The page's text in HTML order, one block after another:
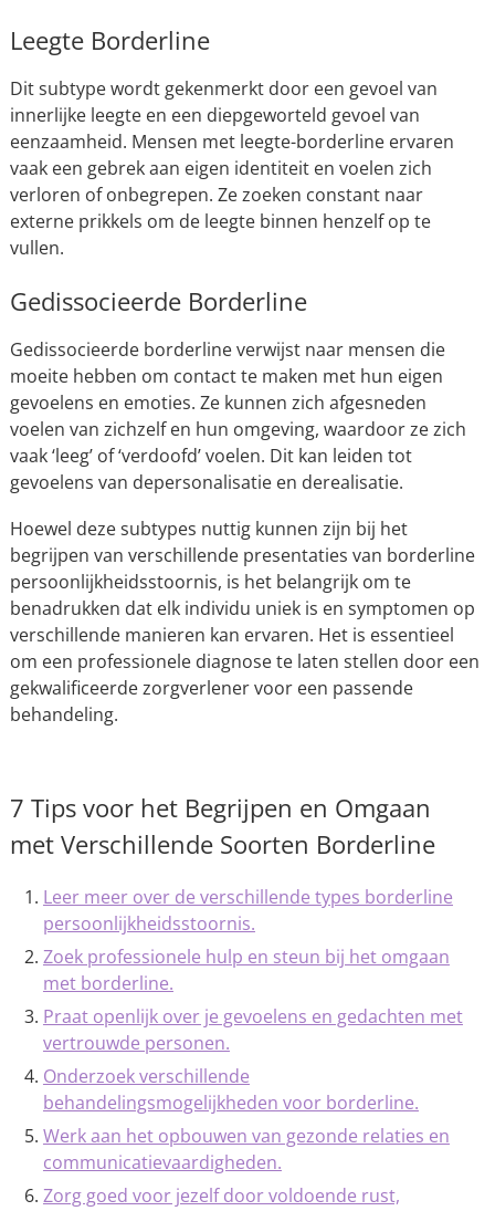
Leegte Borderline
Dit subtype wordt gekenmerkt door een gevoel van
innerlijke leegte en een diepgeworteld gevoel van
eenzaamheid. Mensen met leegte-borderline ervaren
vaak een gebrek aan eigen identiteit en voelen zich
verloren of onbegrepen. Ze zoeken constant naar
externe prikkels om de leegte binnen henzelf op te
vullen.
Gedissocieerde Borderline
Gedissocieerde borderline verwijst naar mensen die
moeite hebben om contact te maken met hun eigen
gevoelens en emoties. Ze kunnen zich afgesneden
voelen van zichzelf en hun omgeving, waardoor ze zich
vaak ‘leeg’ of ‘verdoofd’ voelen. Dit kan leiden tot
gevoelens van depersonalisatie en derealisatie.
Hoewel deze subtypes nuttig kunnen zijn bij het
begrijpen van verschillende presentaties van borderline
persoonlijkheidsstoornis, is het belangrijk om te
benadrukken dat elk individu uniek is en symptomen op
verschillende manieren kan ervaren. Het is essentieel
om een professionele diagnose te laten stellen door een
gekwalificeerde zorgverlener voor een passende
behandeling.
7 Tips voor het Begrijpen en Omgaan
met Verschillende Soorten Borderline
Leer meer over de verschillende types borderline
persoonlijkheidsstoornis.
Zoek professionele hulp en steun bij het omgaan
met borderline.
Praat openlijk over je gevoelens en gedachten met
vertrouwde personen.
Onderzoek verschillende
behandelingsmogelijkheden voor borderline.
Werk aan het opbouwen van gezonde relaties en
communicatievaardigheden.
Zorg goed voor jezelf door voldoende rust,